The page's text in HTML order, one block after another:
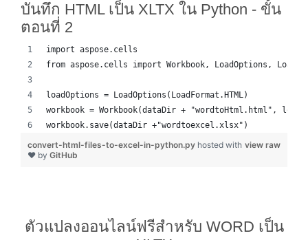
บันทึก HTML เป็น XLTX ใน Python - ขั้น
ตอนที่ 2
import aspose.cells
from aspose.cells import Workbook, LoadOptions,
loadOptions = LoadOptions(LoadFormat.HTML)
workbook = Workbook(dataDir + "wordtoHtml.html",
workbook.save(dataDir +"wordtoexcel.xlsx")
view raw
convert-html-files-to-excel-in-python.py hosted with
❤ by GitHub
ตัวแปลงออนไลน์ฟรีสำหรับ WORD เป็น